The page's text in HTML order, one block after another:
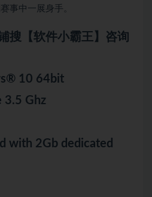
事中一展身手。
搜【软件小霸王】咨询
10 64bit
3.5 Ghz
with 2Gb dedicated